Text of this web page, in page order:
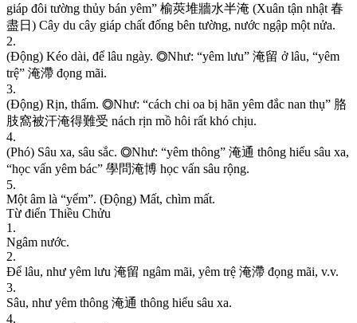
giáp đôi tường thủy bán yêm” 榆莢堆牆水半淹 (Xuân tận nhật 春
盡 日 ) Cây du cây giáp chất đống bên tường, nước ngập một nửa.
2.
(Động) Kéo dài, để lâu ngày. ◎Như: “yêm lưu” 淹留 ở lâu, “yêm
trệ” 淹滯 đọng mãi.
3.
(Động) Rịn, thấm. ◎Như: “cách chi oa bị hãn yêm đắc nan thụ” 胳
肢窩被汗淹得難受 nách rịn mồ hôi rất khó chịu.
4.
(Phó) Sâu xa, sâu sắc. ◎Như: “yêm thông” 淹通 thông hiểu sâu xa,
“học vấn yêm bác” 學問淹博 học vấn sâu rộng.
5.
Một âm là “yểm”. (Động) Mất, chìm mất.
Từ điển Thiều Chửu
1 .
Ngâm nước.
2.
Ðể lâu, như yêm lưu 淹留 ngâm mãi, yêm trệ 淹滯 đọng mãi, v.v.
3.
Sâu, như yêm thông 淹通 thông hiểu sâu xa.
4.